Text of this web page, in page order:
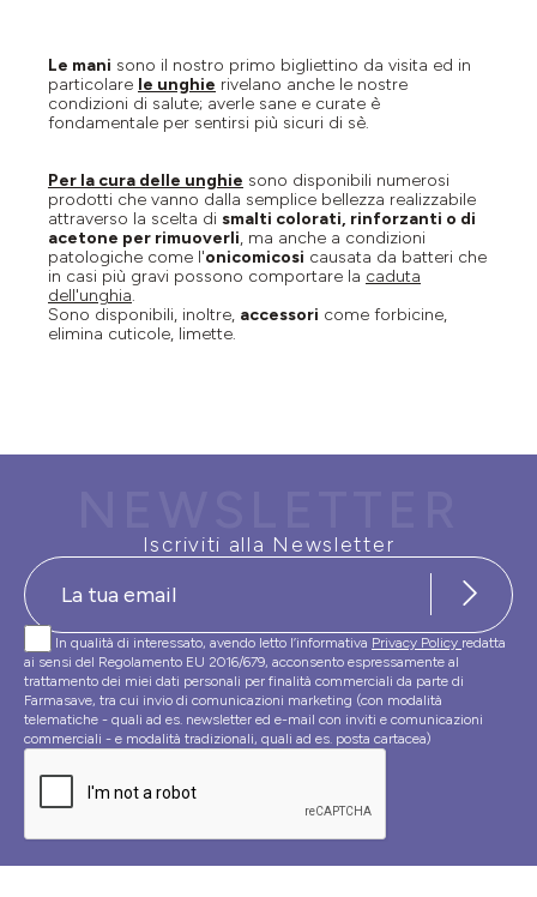
Le mani sono il nostro primo bigliettino da visita ed in
particolare le unghie rivelano anche le nostre
condizioni di salute; averle sane e curate è
fondamentale per sentirsi più sicuri di sè.
Per la cura delle unghie sono disponibili numerosi
prodotti che vanno dalla semplice bellezza realizzabile
attraverso la scelta di smalti colorati, rinforzanti o di
acetone per rimuoverli, ma anche a condizioni
patologiche come l'onicomicosi causata da batteri che
in casi più gravi possono comportare la caduta
dell'unghia.
Sono disponibili, inoltre, accessori come forbicine,
elimina cuticole, limette.
Iscriviti alla Newsletter
In qualità di interessato, avendo letto l’informativa Privacy Policy redatta
ai sensi del Regolamento EU 2016/679, acconsento espressamente al
trattamento dei miei dati personali per finalità commerciali da parte di
Farmasave, tra cui invio di comunicazioni marketing (con modalità
telematiche - quali ad es. newsletter ed e-mail con inviti e comunicazioni
commerciali - e modalità tradizionali, quali ad es. posta cartacea)